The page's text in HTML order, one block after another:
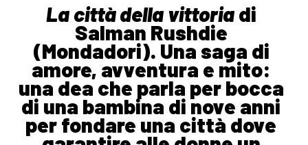
La città della vittoriadi
Salman Rushdie
(Mondadori). Una saga di
amore, avventura e mito:
una dea che parla per bocca
di una bambina di nove anni
per fondare una città dove